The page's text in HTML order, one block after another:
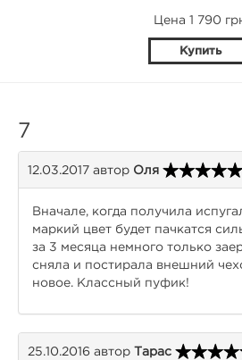
Цена 1 790
Купить
7
12.03.2017 автор Оля
Вначале, когда получила
маркий цвет будет пачкатся
за 3 месяца немного только
сняла и постирала внешний
новое. Классный пуфик!
25.10.2016 автор Тарас